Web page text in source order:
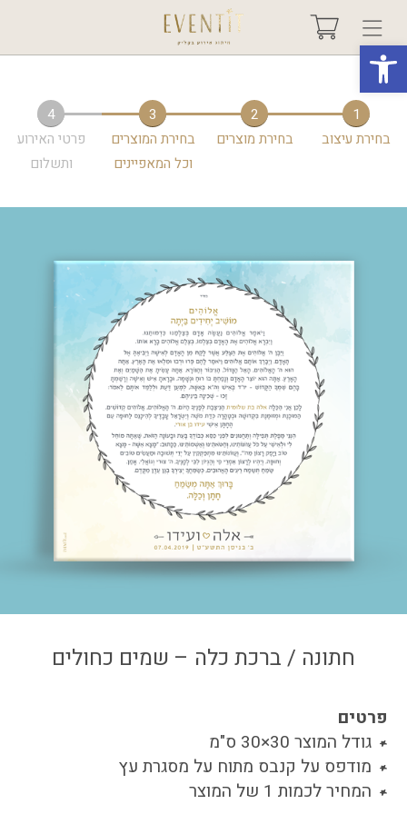
פתח סרגל נגישות
בחר אירוע +
שאלות ותשובות
מיוחדים
צור קשר
איזור אישי
1
בחירת עיצוב
2
בחירת מוצרים
3
בחירת המוצרים
וכל המאפיינים
4
פרטי האירוע
ותשלום
חתונה / ברכת כלה – שמים כחולים
פרטים
גודל המוצר 30×30 ס"מ
מודפס על קנבס מתוח על מסגרת עץ
המחיר לכמות 1 של המוצר